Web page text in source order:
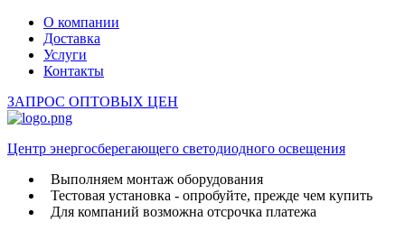
О компании
Доставка
Услуги
Контакты
ЗАПРОС ОПТОВЫХ ЦЕН
Центр энергосберегающего светодиодного освещения
Выполняем монтаж оборудования
Тестовая установка - опробуйте, прежде чем купить
Для компаний возможна отсрочка платежа